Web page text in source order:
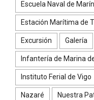
Escuela Naval de Marín
Estación Marítima de
Excursión Galería
Infantería de Marina
Instituto Ferial de Vigo
Nazaré Nuestra